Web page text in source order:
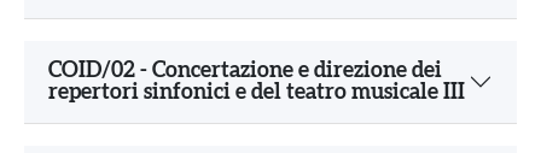
COID/02 - Concertazione e direzione dei
repertori sinfonici e del teatro musicale III